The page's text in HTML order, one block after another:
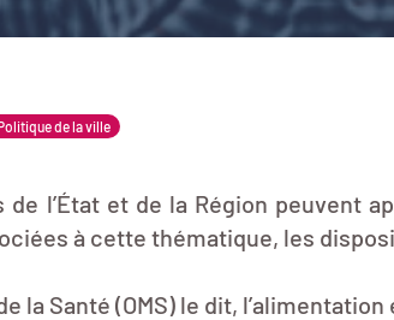
de la ville
l’État et de la Région peuvent
à cette thématique, les
la Santé (OMS) le dit,